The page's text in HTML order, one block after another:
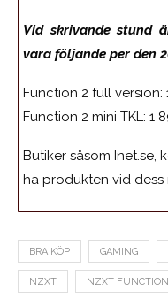
Vid skrivande stund
vara följande per den
Function 2 full version:
Function 2 mini TKL: 1
Butiker såsom Inet.se,
ha produkten vid dess
BRA KÖP GAMING
NZXT NZXT